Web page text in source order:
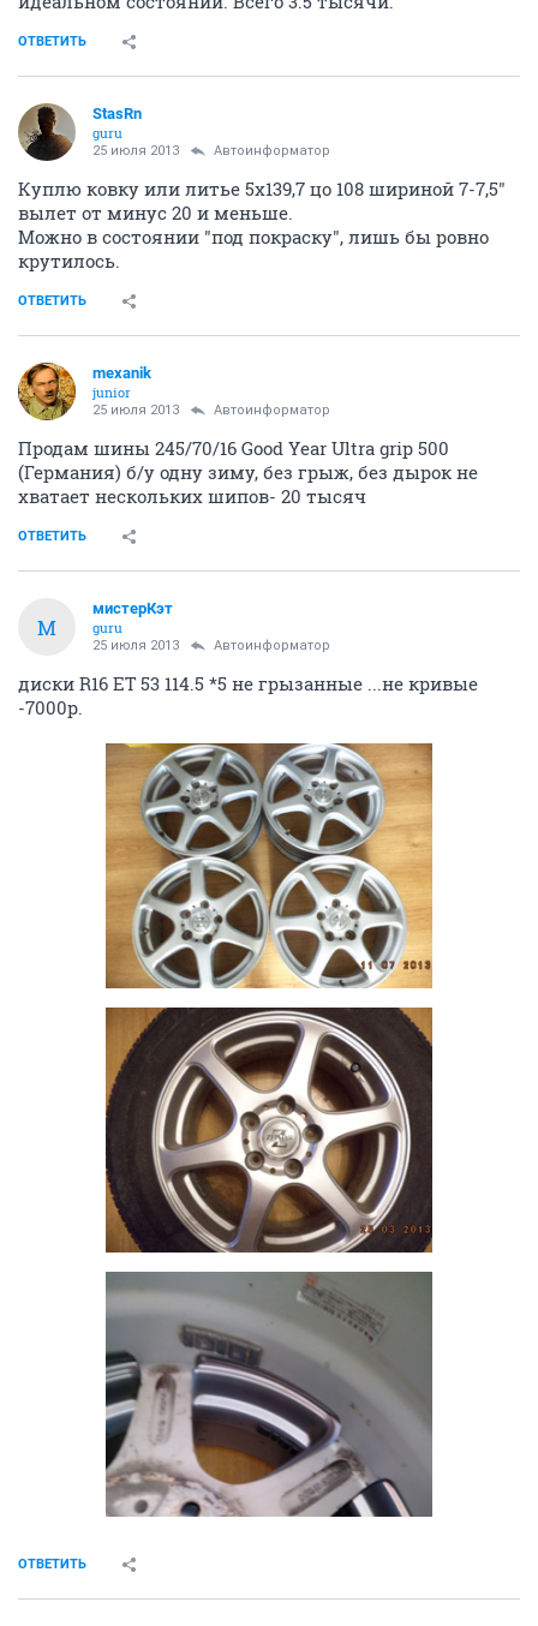
ОТВЕТИТЬ
StasRn
guru
25 июля 2013 Автоинформатор
Куплю ковку или литье 5х139,7 цо 108 шириной 7-7,5"
вылет от минус 20 и меньше.
Можно в состоянии "под покраску", лишь бы ровно
крутилось.
ОТВЕТИТЬ
mexanik
junior
25 июля 2013 Автоинформатор
Продам шины 245/70/16 Good Year Ultra grip 500
(Германия) б/у одну зиму, без грыж, без дырок не
хватает нескольких шипов- 20 тысяч
ОТВЕТИТЬ
М
мистерКэт
guru
25 июля 2013 Автоинформатор
диски R16 ET 53 114.5 *5 не грызанные ...не кривые
-7000р.
ОТВЕТИТЬ